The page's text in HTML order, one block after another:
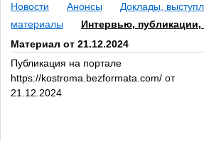
Новости Анонсы
Доклады,
материалы
Интервью,
Материал от 21.12.2024
Публикация на портале
https://kostroma.bezformata.com/ от
21.12.2024